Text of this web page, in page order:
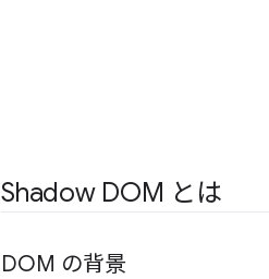
Shadow DOM とは
DOM の背景